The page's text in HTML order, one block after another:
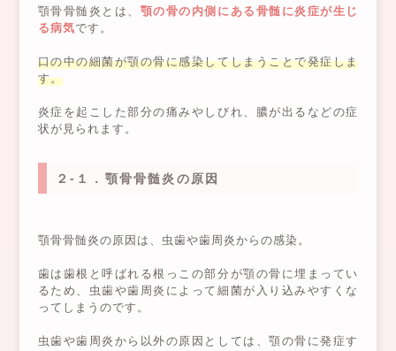
顎骨骨髄炎とは、 顎の骨の内側にある骨髄に炎症が生じ
る病気です。
口の中の細菌が顎の骨に感染してしまうことで発症しま
す。
炎症を起こした部分の痛みやしびれ、膿が出るなどの症
状が見られます。
２-１．顎骨骨髄炎の原因
顎骨骨髄炎の原因は、虫歯や歯周炎からの感染。
歯は歯根と呼ばれる根っこの部分が顎の骨に埋まってい
るため、虫歯や歯周炎によって細菌が入り込みやすくな
ってしまうのです。
虫歯や歯周炎から以外の原因としては、顎の骨に発症す